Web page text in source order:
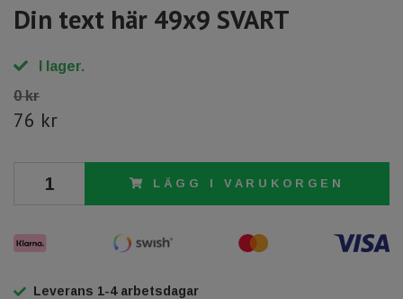
Din text här 49x9 SVART
I lager.
0 kr
76 kr
LÄGG I VARUKORGEN
Leverans 1-4 arbetsdagar